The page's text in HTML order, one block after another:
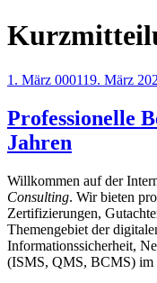
Veröffentlicht
1. März 000119. März
Professionelle
Jahren
Willkommen auf der
Consulting. Wir bieten
Zertifizierungen,
Themengebiet der
Informationssicherheit,
(ISMS, QMS, BCMS) im